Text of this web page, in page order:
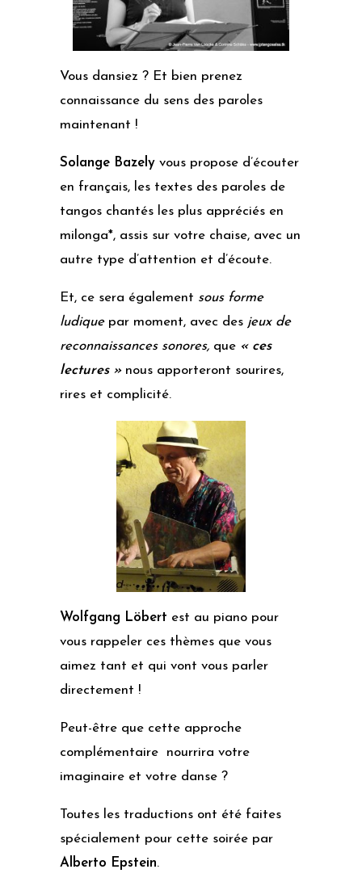
Vous dansiez ? Et bien prenez
connaissance du sens des paroles
maintenant !
Solange Bazely vous propose d’écouter
en français, les textes des paroles de
tangos chantés les plus appréciés en
milonga*, assis sur votre chaise, avec un
autre type d’attention et d’écoute.
Et, ce sera également sous forme
ludiquepar moment, avec des jeux de
reconnaissances sonores, que « ces
lectures » nous apporteront sourires,
rires et complicité.
Wolfgang Löbert est au piano pour
vous rappeler ces thèmes que vous
aimez tant et qui vont vous parler
directement !
Peut-être que cette approche
complémentaire nourrira votre
imaginaire et votre danse ?
Toutes les traductions ont été faites
spécialement pour cette soirée par
Alberto Epstein.